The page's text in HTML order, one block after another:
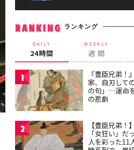
RANKING ランキング
DAILY
24時間
WEEKLY
週 間
1
『豊臣兄弟！
家、自刃して
の句」…運命
の悲劇
2
【豊臣兄弟！
「女狂い」だ
人を彩った11